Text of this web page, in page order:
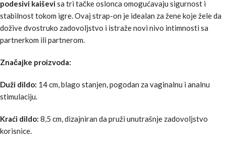
podesivi kaiševisa tri tačke oslonca omogućavaju sigurnost i
stabilnost tokom igre. Ovaj strap-on je idealan za žene koje žele da
dožive dvostruko zadovoljstvo i istraže novi nivo intimnosti sa
partnerkom ili partnerom.
Značajke proizvoda:
Duži dildo: 14 cm, blago stanjen, pogodan za vaginalnu i analnu
stimulaciju.
Kraći dildo: 8,5 cm, dizajniran da pruži unutrašnje zadovoljstvo
korisnice.